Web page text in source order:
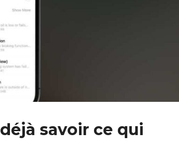
savoir ce qui